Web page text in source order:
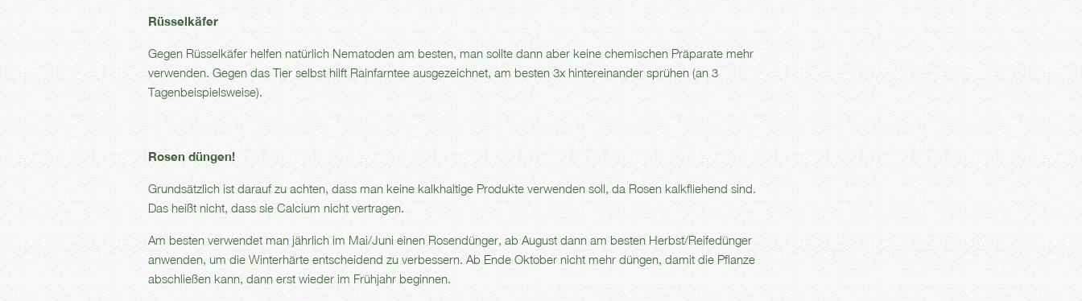
Rüsselkäfer
Gegen Rüsselkäfer helfen natürlich Nematoden am besten, man sollte dann aber keine chemischen Präparate mehr
verwenden. Gegen das Tier selbst hilft Rainfarntee ausgezeichnet, am besten 3x hintereinander sprühen (an 3
Tagenbeispielsweise).
Rosen düngen!
Grundsätzlich ist darauf zu achten, dass man keine kalkhaltige Produkte verwenden soll, da Rosen kalkfliehend sind.
Das heißt nicht, dass sie Calcium nicht vertragen.
Am besten verwendet man jährlich im Mai/Juni einen Rosendünger, ab August dann am besten Herbst/Reifedünger
anwenden, um die Winterhärte entscheidend zu verbessern. Ab Ende Oktober nicht mehr düngen, damit die Pflanze
abschließen kann, dann erst wieder im Frühjahr beginnen.